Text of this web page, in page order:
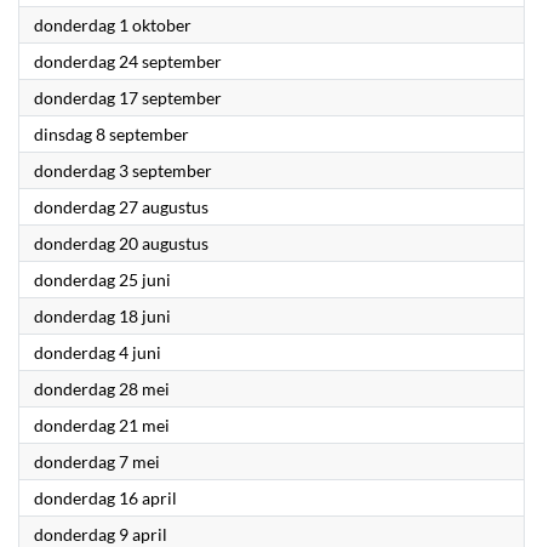
donderdag 1 oktober2026
donderdag 24 september2026
donderdag 17 september2026
dinsdag 8 september2026
donderdag 3 september2026
donderdag 27 augustus2026
donderdag 20 augustus2026
donderdag 25 juni
donderdag 18 juni
donderdag 4 juni
donderdag 28 mei
donderdag 21 mei
donderdag 7 mei
donderdag 16 april
donderdag 9 april